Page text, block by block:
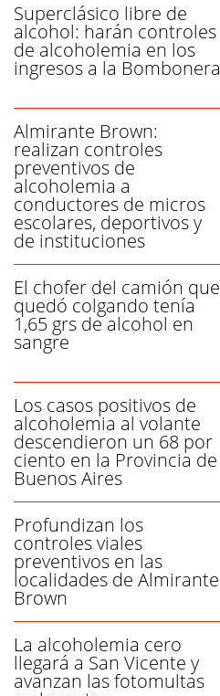
Superclásico libre de
alcohol: harán controles
de alcoholemia en los
ingresos a la Bombonera
Almirante Brown:
realizan controles
preventivos de
alcoholemia a
conductores de micros
escolares, deportivos y
de instituciones
El chofer del camión que
quedó colgando tenía
1,65 grs de alcohol en
sangre
Los casos positivos de
alcoholemia al volante
descendieron un 68 por
ciento en la Provincia de
Buenos Aires
Profundizan los
controles viales
preventivos en las
localidades de Almirante
Brown
La alcoholemia cero
llegará a San Vicente y
avanzan las fotomultas